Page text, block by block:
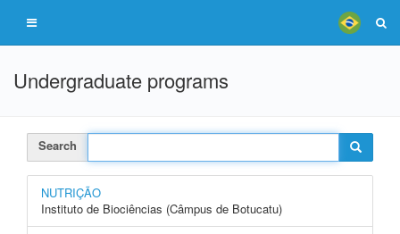
Undergraduate programs
Search
NUTRIÇÃO
Instituto de Biociências (Câmpus de Botucatu)